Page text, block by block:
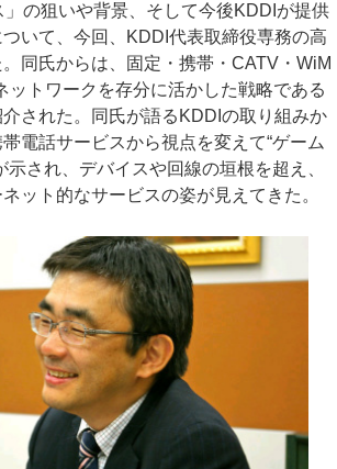
の狙いや背景、そして今後KDDIが提供
いて、今回、KDDI代表取締役専務の高
同氏からは、固定・携帯・CATV・WiM
ットワークを存分に活かした戦略である
された。同氏が語るKDDIの取り組みか
電話サービスから視点を変えて“ゲーム
示され、デバイスや回線の垣根を超え、
ット的なサービスの姿が見えてきた。